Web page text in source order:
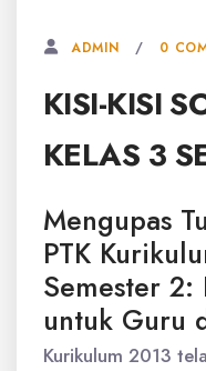
ADMIN 0
KISI-KISI
KELAS 3
Mengupas
PTK
Semester 2:
untuk Guru
Kurikulum 2013